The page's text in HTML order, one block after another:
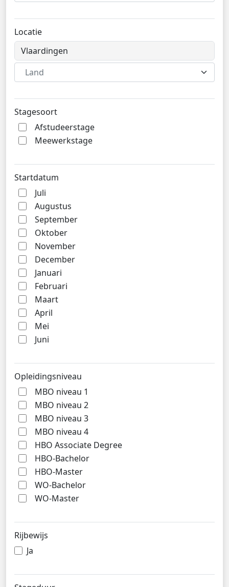
Locatie
Land
Stagesoort
Afstudeerstage
Meewerkstage
Startdatum
Juli
Augustus
September
Oktober
November
December
Januari
Februari
Maart
April
Mei
Juni
Opleidingsniveau
MBO niveau 1
MBO niveau 2
MBO niveau 3
MBO niveau 4
HBO Associate Degree
HBO-Bachelor
HBO-Master
WO-Bachelor
WO-Master
Rijbewijs
Ja